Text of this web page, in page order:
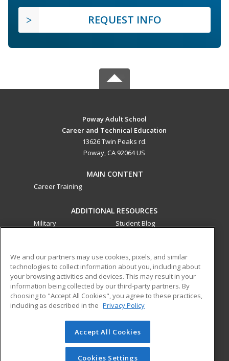
REQUEST INFO
Poway Adult School
Career and Technical Education
13626 Twin Peaks rd.
Poway, CA 92064 US
MAIN CONTENT
Career Training
ADDITIONAL RESOURCES
Military
Student Blog
ed2go partners with this academic institution to provide
best-in-class non-credit online continuing education courses
that empower today’s workforce with relevant and
transferable skills needed for career growth in high-demand
© 2026 ed2go, a division of Cengage Learning. All rights
reserved. The material on this site cannot be reproduced or
redistributed unless you have obtained prior written
We and our partners may use cookies, pixels, and similar
technologies to collect information about you, including about
your browsing activities and devices. This may result in your
information being collected by our third-party partners. By
choosing to "Accept All Cookies", you agree to these practices,
including as described in the Privacy Policy
Accept All Cookies
Cookies Settings